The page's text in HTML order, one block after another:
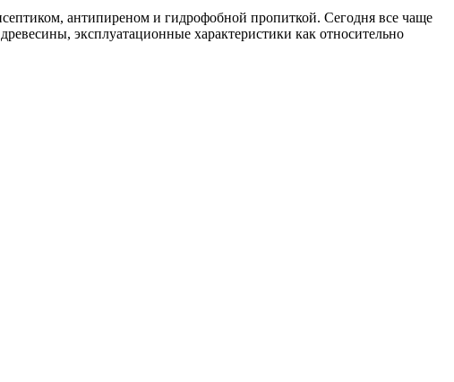
антипиреном и гидрофобной пропиткой. Сегодня все чаще
эксплуатационные характеристики как относительно